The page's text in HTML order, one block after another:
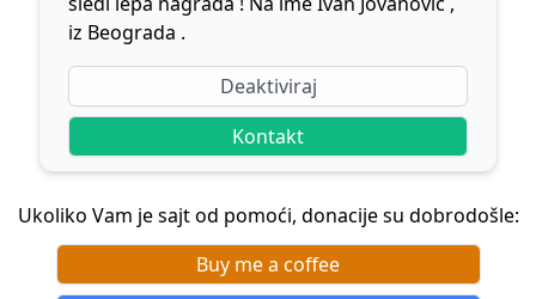
iz Beograda .
Deaktiviraj
Kontakt
Ukoliko Vam je sajt od pomoći, donacije su dobrodošle:
Buy me a coffee